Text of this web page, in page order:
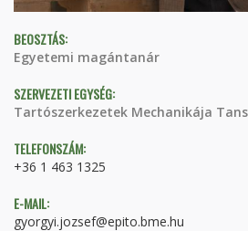
BEOSZTÁS:
Egyetemi magántanár
SZERVEZETI EGYSÉG:
Tartószerkezetek Mechanikája
TELEFONSZÁM:
+36 1 463 1325
E-MAIL:
gyorgyi.jozsef@epito.bme.hu